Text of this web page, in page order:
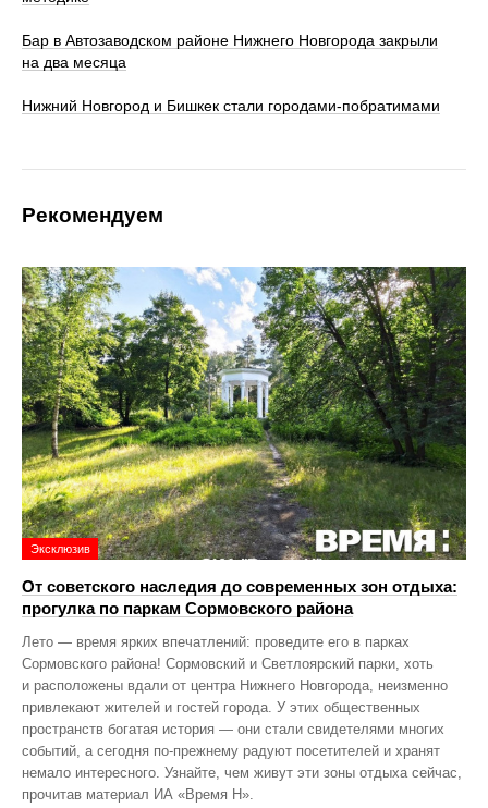
Бар в Автозаводском районе Нижнего Новгорода закрыли
на два месяца
Нижний Новгород и Бишкек стали городами-побратимами
Рекомендуем
Эксклюзив
От советского наследия до современных зон отдыха:
прогулка по паркам Сормовского района
Лето — время ярких впечатлений: проведите его в парках
Сормовского района! Сормовский и Светлоярский парки, хоть
и расположены вдали от центра Нижнего Новгорода, неизменно
привлекают жителей и гостей города. У этих общественных
пространств богатая история — они стали свидетелями многих
событий, а сегодня по‑прежнему радуют посетителей и хранят
немало интересного. Узнайте, чем живут эти зоны отдыха сейчас,
прочитав материал ИА «Время Н».